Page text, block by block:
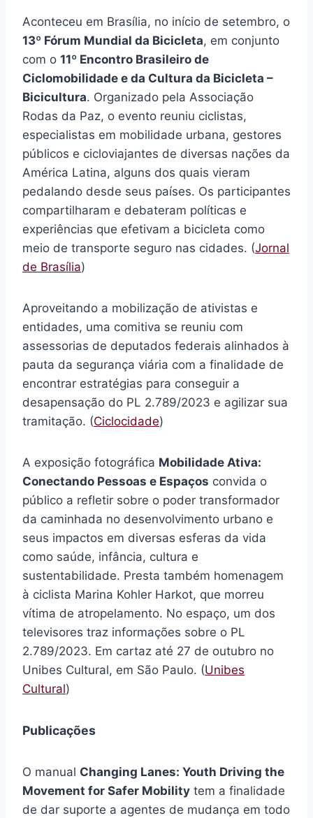
Aconteceu em Brasília, no início de setembro, o
13º Fórum Mundial da Bicicleta, em conjunto
com o 11º Encontro Brasileiro de
Ciclomobilidade e da Cultura da Bicicleta –
Bicicultura. Organizado pela Associação
Rodas da Paz, o evento reuniu ciclistas,
especialistas em mobilidade urbana, gestores
públicos e cicloviajantes de diversas nações da
América Latina, alguns dos quais vieram
pedalando desde seus países. Os participantes
compartilharam e debateram políticas e
experiências que efetivam a bicicleta como
meio de transporte seguro nas cidades. (Jornal
de Brasília)
Aproveitando a mobilização de ativistas e
entidades, uma comitiva se reuniu com
assessorias de deputados federais alinhados à
pauta da segurança viária com a finalidade de
encontrar estratégias para conseguir a
desapensação do PL 2.789/2023 e agilizar sua
tramitação. (Ciclocidade)
A exposição fotográfica Mobilidade Ativa:
Conectando Pessoas e Espaços convida o
público a refletir sobre o poder transformador
da caminhada no desenvolvimento urbano e
seus impactos em diversas esferas da vida
como saúde, infância, cultura e
sustentabilidade. Presta também homenagem
à ciclista Marina Kohler Harkot, que morreu
vítima de atropelamento. No espaço, um dos
televisores traz informações sobre o PL
2.789/2023. Em cartaz até 27 de outubro no
Unibes Cultural, em São Paulo. (Unibes
Cultural)
Publicações
O manual Changing Lanes: Youth Driving the
Movement for Safer Mobility tem a finalidade
de dar suporte a agentes de mudança em todo